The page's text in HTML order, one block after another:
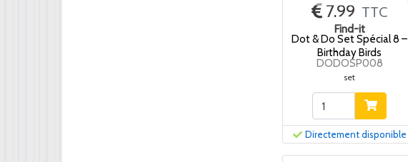
7.99 TTC
Find-it
Dot & Do Set Spécial 8 –
Birthday Birds
DODOSP008
set
Directement disponible